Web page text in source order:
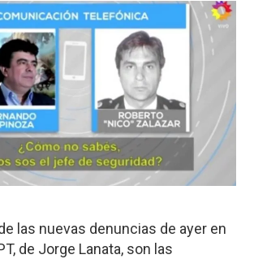
las nuevas denuncias de ayer en
de Jorge Lanata, son las